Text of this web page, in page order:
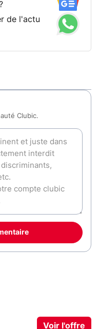
de l'actu
Clubic.
Voir l'offre